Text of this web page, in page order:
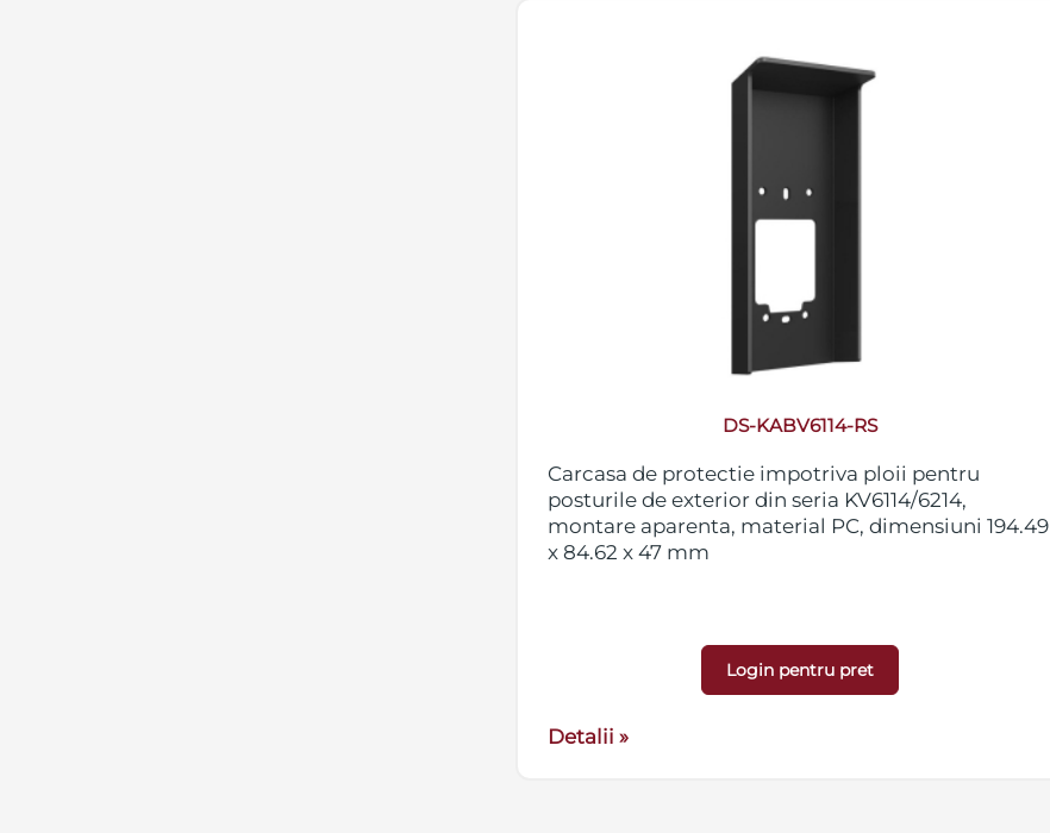
DS-KABV6114-RS
Carcasa de protectie impotriva ploii pentru
posturile de exterior din seria KV6114/6214,
montare aparenta, material PC, dimensiuni 194.49
x 84.62 x 47 mm
Login pentru pret
Detalii »